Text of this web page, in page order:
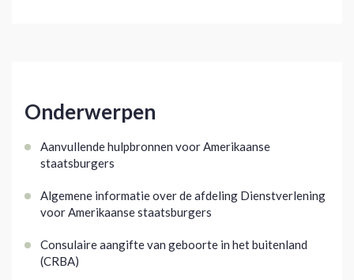
Onderwerpen
Aanvullende hulpbronnen voor Amerikaanse
staatsburgers
Algemene informatie over de afdeling Dienstverlening
voor Amerikaanse staatsburgers
Consulaire aangifte van geboorte in het buitenland
(CRBA)